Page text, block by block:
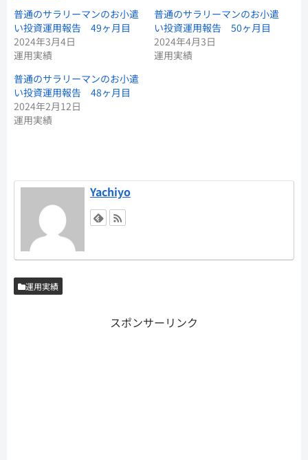
普通のサラリーマンのお小遣
い投資運用報告 49ヶ月目
2024年3月4日
運用実績
普通のサラリーマンのお小遣
い投資運用報告 50ヶ月目
2024年4月3日
運用実績
普通のサラリーマンのお小遣
い投資運用報告 48ヶ月目
2024年2月12日
運用実績
Yachiyo
運用実績
スポンサーリンク